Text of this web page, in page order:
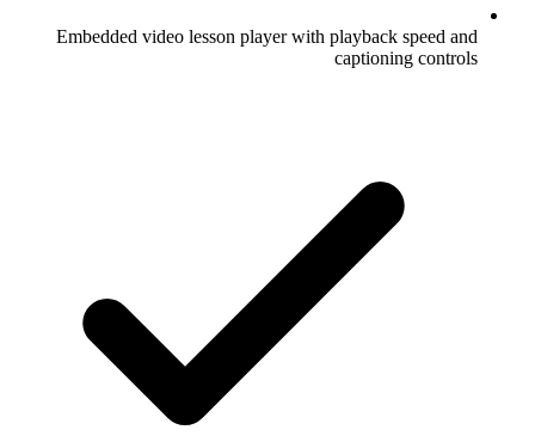
Embedded video lesson player with playback speed and
captioning controls